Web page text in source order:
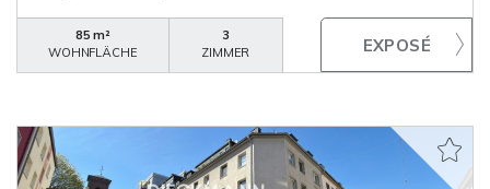
85 m²
WOHNFLÄCHE
3
ZIMMER